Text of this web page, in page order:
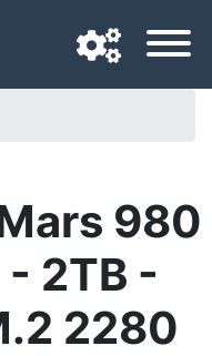
980
- 2TB -
2280